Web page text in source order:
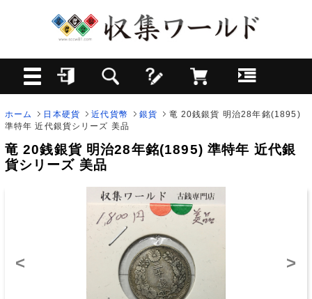
ホーム 日本硬貨 近代貨幣 銀貨
竜 20銭銀貨 明治28年銘(1895)
準特年 近代銀貨シリーズ 美品
竜 20銭銀貨 明治28年銘(1895) 準特年 近代銀
貨シリーズ 美品
< >